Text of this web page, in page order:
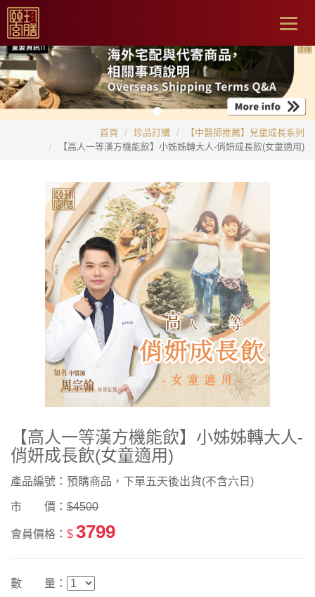
首頁 珍品訂購
【中醫師推薦】兒童成長系列
【高人一等漢方機能飲】小姊姊轉大人-俏妍成長飲(女童適用)
【高人一等漢方機能飲】小姊姊轉大人-
俏妍成長飲(女童適用)
產品編號：預購商品，下單五天後出貨(不含六日)
市 價： $4500
會員價格： $ 3799
數 量：